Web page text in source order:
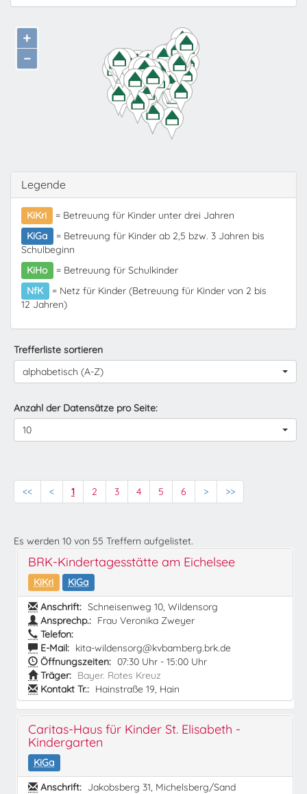
+
−
Legende
KiKri
= Betreuung für Kinder unter drei Jahren
KiGa
= Betreuung für Kinder ab 2,5 bzw. 3 Jahren bis
Schulbeginn
KiHo
= Betreuung für Schulkinder
NfK
= Netz für Kinder (Betreuung für Kinder von 2 bis
12 Jahren)
Trefferliste sortieren
alphabetisch (A-Z)
Anzahl der Datensätze pro Seite:
10
<< < 1 2 3 4 5 6 > >>
Es werden 10 von 55 Treffern aufgelistet.
BRK-Kindertagesstätte am Eichelsee
KiKri
KiGa
Anschrift: Schneisenweg 10, Wildensorg
Ansprechp.: Frau Veronika Zweyer
Telefon:
E-Mail: kita-wildensorg@kvbamberg.brk.de
Öffnungszeiten: 07:30 Uhr - 15:00 Uhr
Träger: Bayer. Rotes Kreuz
Kontakt Tr.: Hainstraße 19, Hain
Caritas-Haus für Kinder St. Elisabeth -
Kindergarten
KiGa
Anschrift: Jakobsberg 31, Michelsberg/Sand